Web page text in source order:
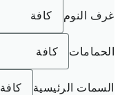
غرف النوم كافة
الحمامات كافة
السمات الرئيسية كافة